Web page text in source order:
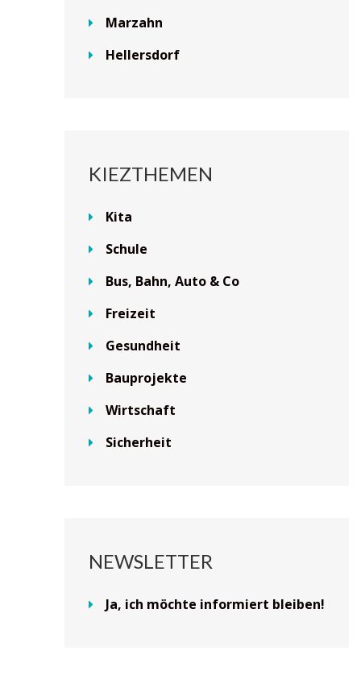
Marzahn
Hellersdorf
KIEZTHEMEN
Kita
Schule
Bus, Bahn, Auto & Co
Freizeit
Gesundheit
Bauprojekte
Wirtschaft
Sicherheit
NEWSLETTER
Ja, ich möchte informiert bleiben!